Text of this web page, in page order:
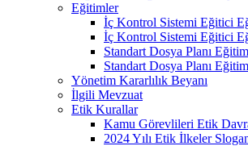
Eğitimler
İç Kontrol Sistemi Eğitici
İç Kontrol Sistemi Eğitici
Standart Dosya Planı
Standart Dosya Planı
Yönetim Kararlılık Beyanı
İlgili Mevzuat
Etik Kurallar
Kamu Görevlileri Etik
2024 Yılı Etik İlkeler